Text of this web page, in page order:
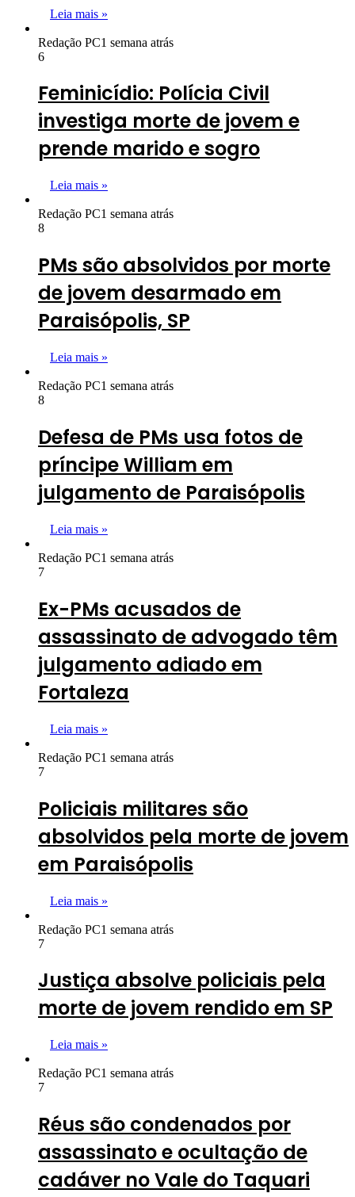
Leia mais »
Redação PC1 semana atrás
6
Feminicídio: Polícia Civil
investiga morte de jovem e
prende marido e sogro
Leia mais »
Redação PC1 semana atrás
8
PMs são absolvidos por morte
de jovem desarmado em
Paraisópolis, SP
Leia mais »
Redação PC1 semana atrás
8
Defesa de PMs usa fotos de
príncipe William em
julgamento de Paraisópolis
Leia mais »
Redação PC1 semana atrás
7
Ex-PMs acusados de
assassinato de advogado têm
julgamento adiado em
Fortaleza
Leia mais »
Redação PC1 semana atrás
7
Policiais militares são
absolvidos pela morte de jovem
em Paraisópolis
Leia mais »
Redação PC1 semana atrás
7
Justiça absolve policiais pela
morte de jovem rendido em SP
Leia mais »
Redação PC1 semana atrás
7
Réus são condenados por
assassinato e ocultação de
cadáver no Vale do Taquari